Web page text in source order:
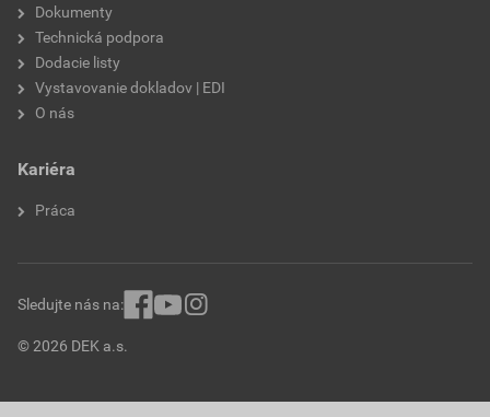
Dokumenty
Technická podpora
Dodacie listy
Vystavovanie dokladov | EDI
O nás
Kariéra
Práca
© 2026 DEK a.s.
Sledujte nás na: